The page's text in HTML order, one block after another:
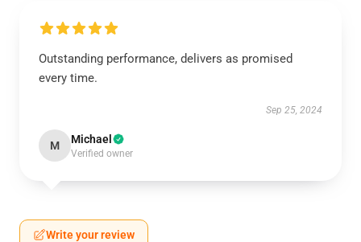
Outstanding performance, delivers as promised
every time.
Sep 25, 2024
M Michael
Verified owner
Write your review